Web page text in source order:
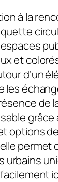
à la
et
d’un
les
de
grâce
options de
permet
urbains